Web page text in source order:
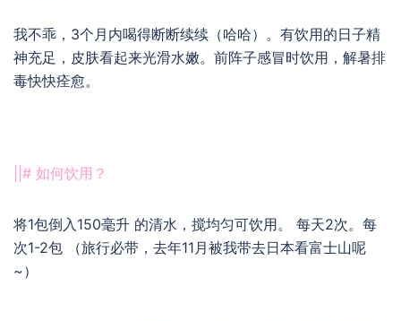
我不乖，3个月内喝得断断续续（哈哈）。有饮用的日子精
神充足，皮肤看起来光滑水嫩。前阵子感冒时饮用，解暑排
毒快快痊愈。
||# 如何饮用？
将1包倒入150毫升 的清水，搅均匀可饮用。 每天2次。每
次1-2包 （旅行必带，去年11月被我带去日本看富士山呢
~）